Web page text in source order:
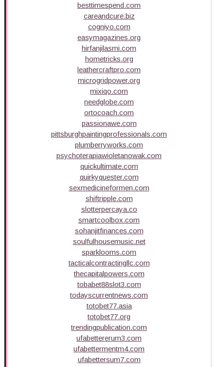
besttimespend.com
careandcure.biz
cogniyo.com
easymagazines.org
hirfanjilasmi.com
hometricks.org
leathercraftpro.com
microgridpower.org
mixiqo.com
needglobe.com
ortocoach.com
passionawe.com
pittsburghpaintingprofessionals.com
plumberryworks.com
psychoterapiawioletanowak.com
quickultimate.com
quirkyquester.com
sexmedicineformen.com
shiftripple.com
slotterpercaya.co
smartcoolbox.com
sohanjitfinances.com
soulfulhousemusic.net
sparklooms.com
tacticalcontractingllc.com
thecapitalpowers.com
tobabet88slot3.com
todayscurrentnews.com
totobet77.asia
totobet77.org
trendingpublication.com
ufabettererum3.com
ufabettermentm4.com
ufabettersum7.com